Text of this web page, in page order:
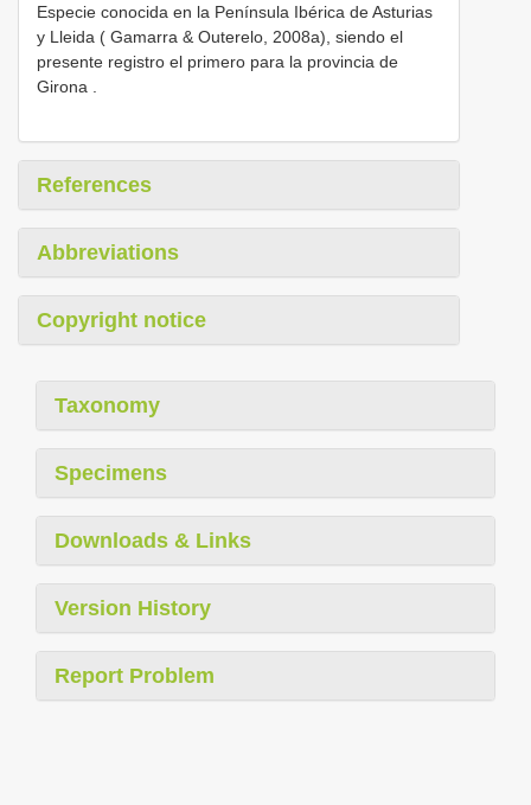
Especie conocida en la Península Ibérica deAsturias
y Lleida ( Gamarra & Outerelo, 2008a), siendo el
presente registro el primero para la provincia de
Girona
References
Abbreviations
Copyright notice
Taxonomy
Specimens
Downloads & Links
Version History
Report Problem